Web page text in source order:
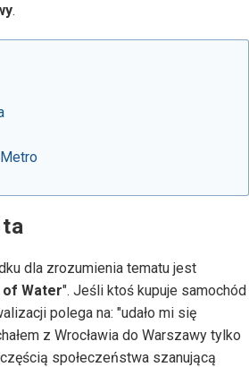
.
dla zrozumienia tematu jest
of Water". Jeśli ktoś kupuje samochód
polega na: "udało mi się
z Wrocławia do Warszawy tylko
społeczeństwa szanującą